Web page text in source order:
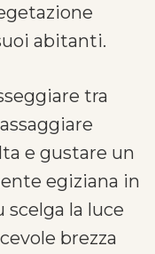
abitanti.
tra
e gustare un
egiziana in
scelga la luce
brezza